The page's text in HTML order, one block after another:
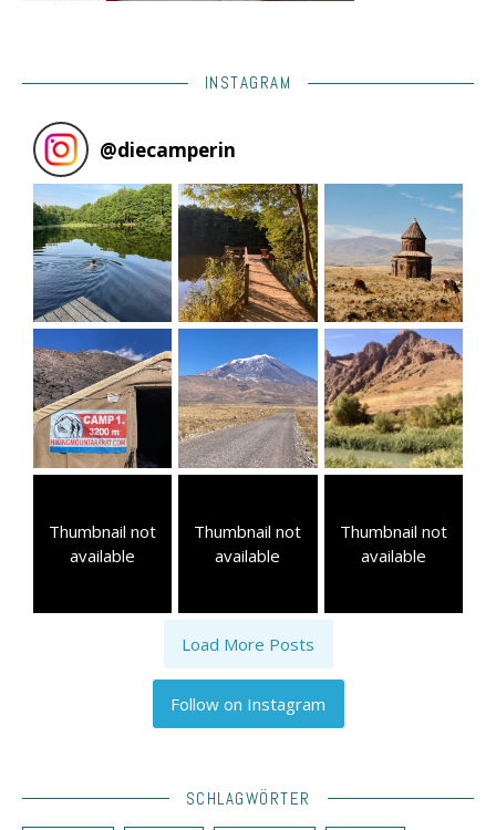
INSTAGRAM
@diecamperin
Thumbnail not
available
Thumbnail not
available
Thumbnail not
available
Load More Posts
Follow on Instagram
SCHLAGWÖRTER